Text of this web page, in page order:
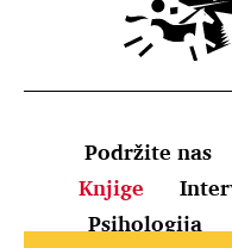
Podržite nas
Knjige
Psihologija